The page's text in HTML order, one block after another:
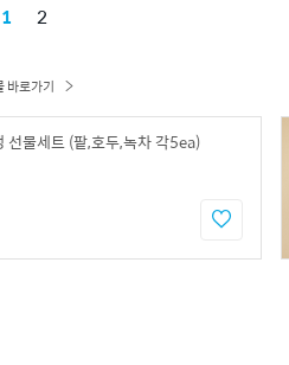
1 2
바로가기
선물세트 (팥,호두,녹차 각5ea)